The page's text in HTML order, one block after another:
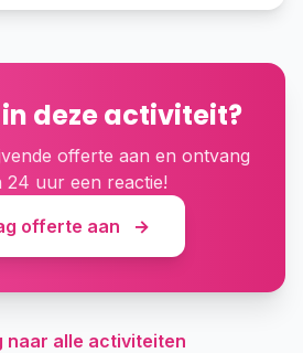
deze activiteit?
offerte aan en ontvang
24 uur een reactie!
offerte aan
→
naar alle activiteiten